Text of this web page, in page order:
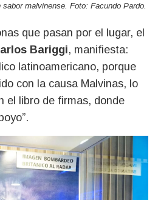
malvinense. Foto: Facundo Pardo.
que pasan por el lugar, el
Bariggi, manifiesta:
latinoamericano, porque
con la causa Malvinas, lo
el libro de firmas, donde